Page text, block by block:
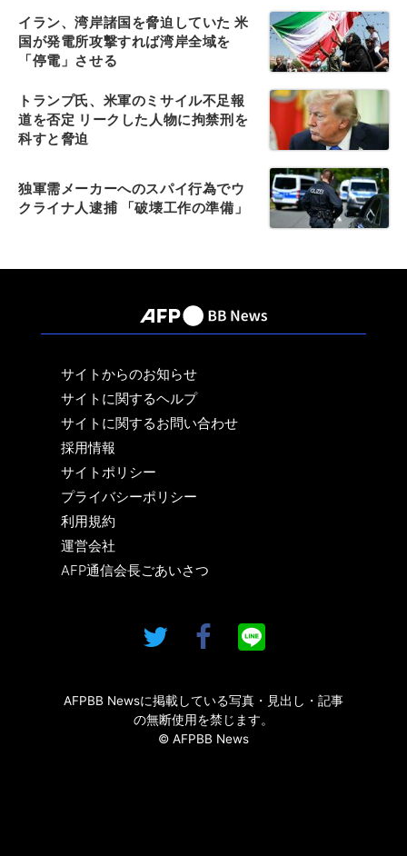
イラン、湾岸諸国を脅迫していた 米
国が発電所攻撃すれば湾岸全域を
「停電」させる
トランプ氏、米軍のミサイル不足報
道を否定 リークした人物に拘禁刑を
科すと脅迫
独軍需メーカーへのスパイ行為でウ
クライナ人逮捕 「破壊工作の準備」
サイトからのお知らせ
サイトに関するヘルプ
サイトに関するお問い合わせ
採用情報
サイトポリシー
プライバシーポリシー
利用規約
運営会社
AFP通信会長ごあいさつ
AFPBB Newsに掲載している写真・見出し・記事
の無断使用を禁じます。
© AFPBB News